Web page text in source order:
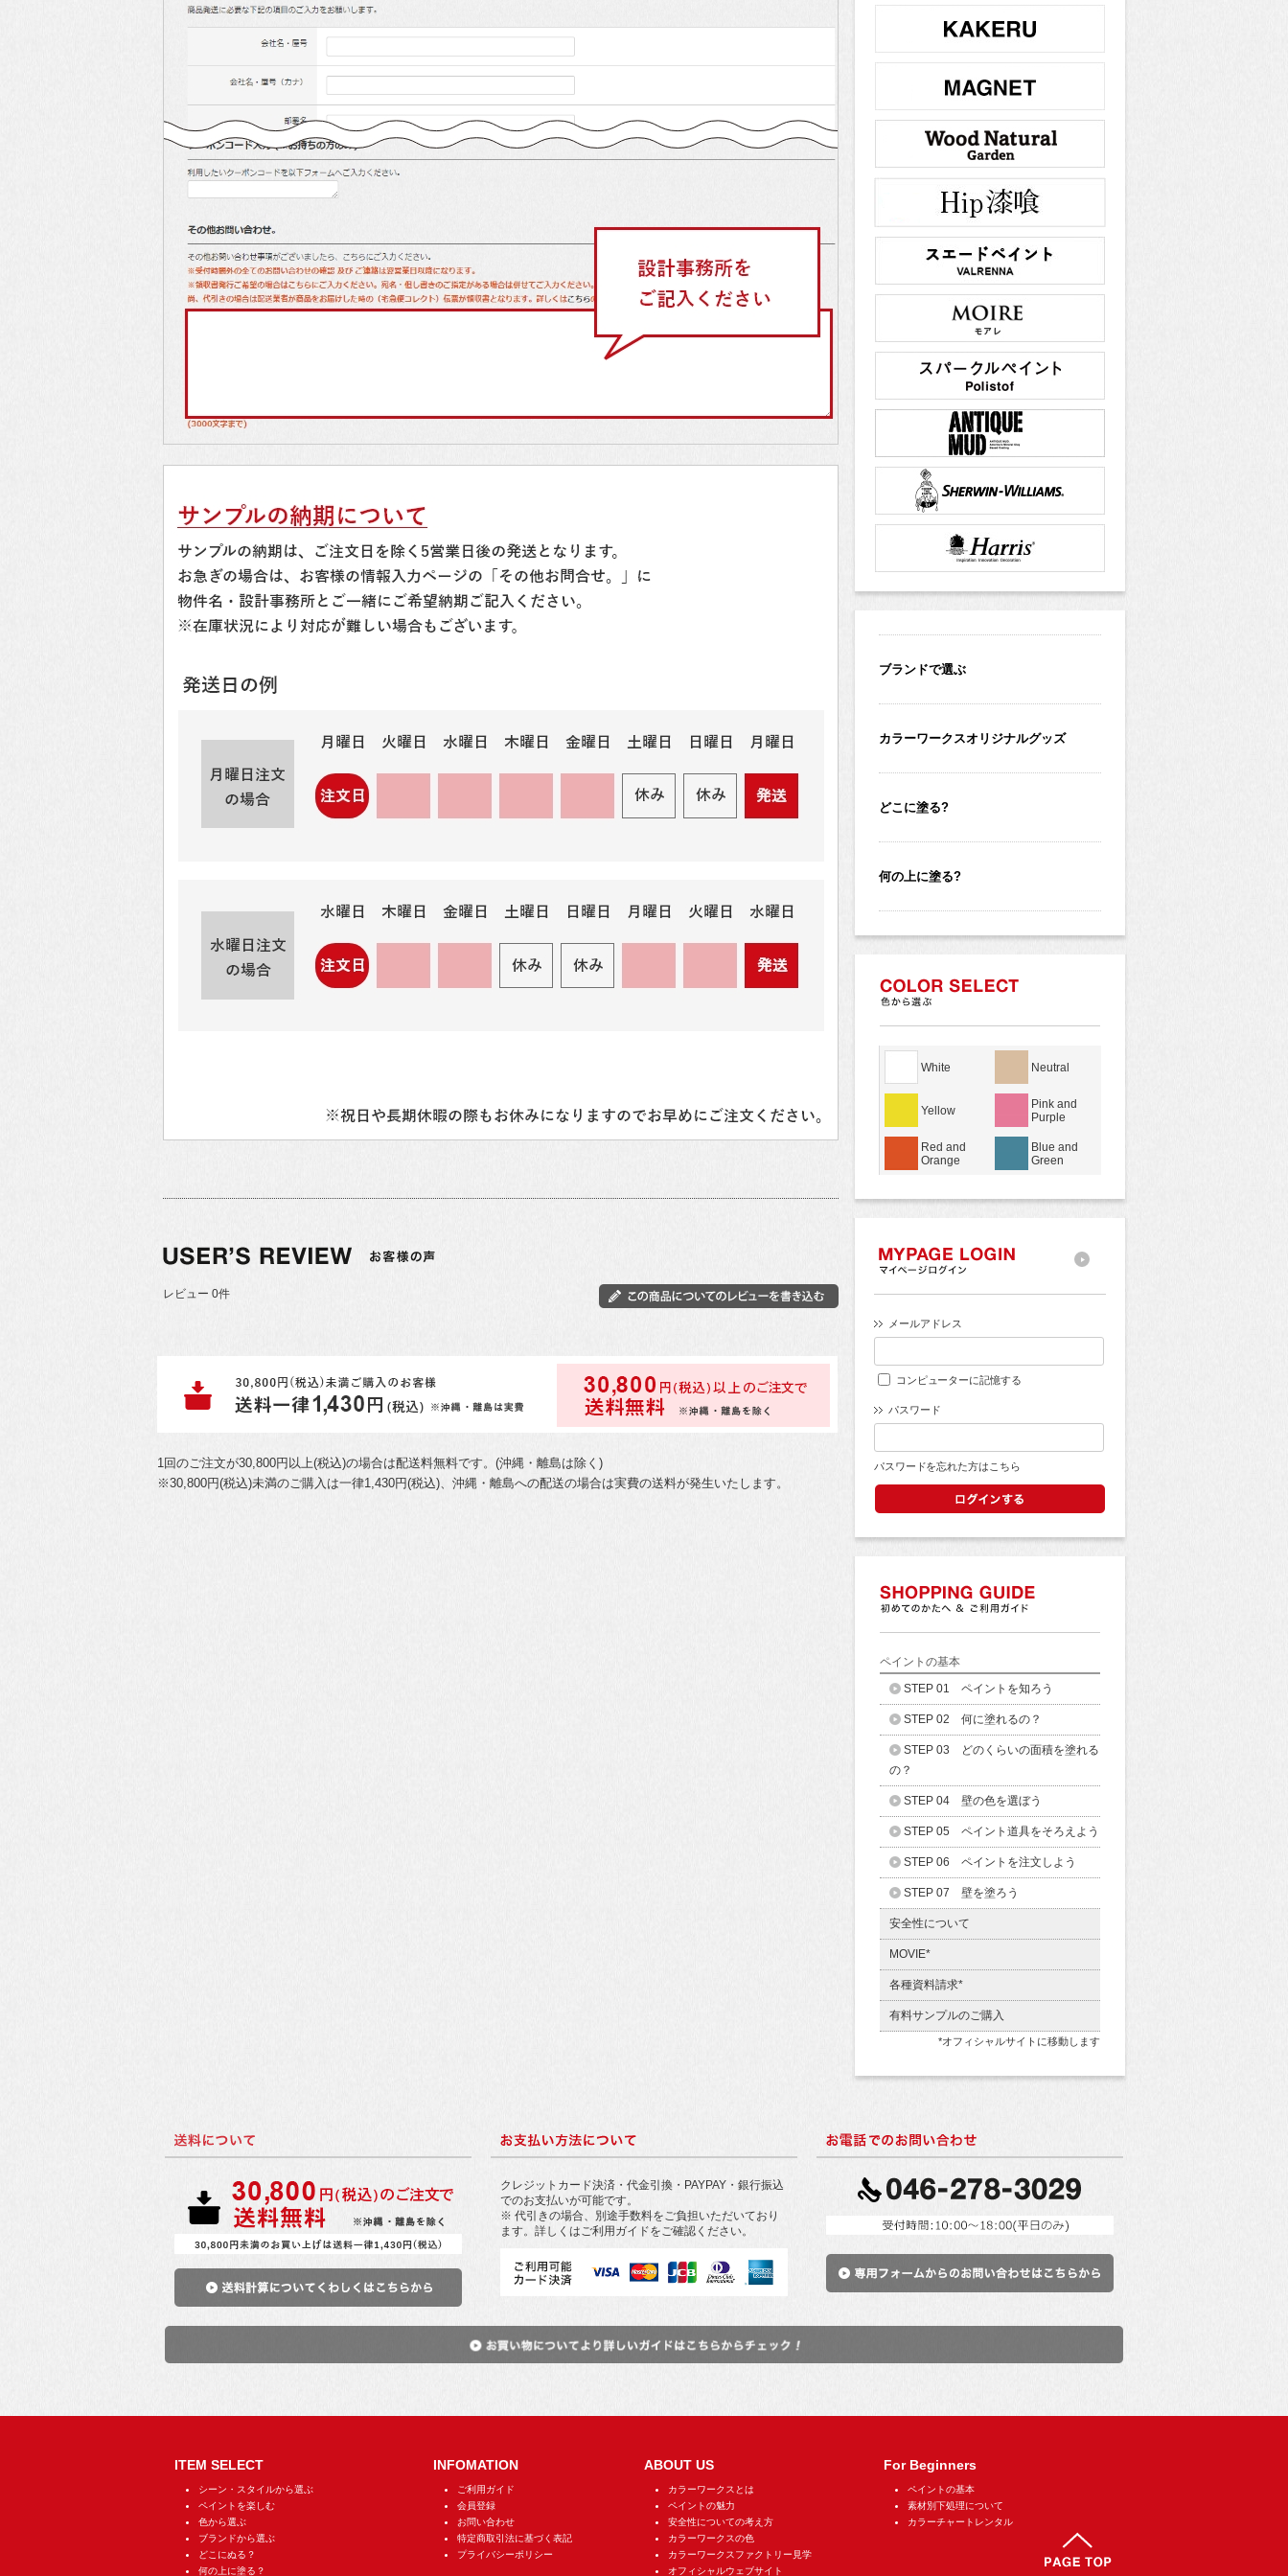
レビュー 0件
1回のご注文が30,800円以上(税込)の場合は配送料無料です。(沖縄・離島は除く)
※30,800円(税込)未満のご購入は一律1,430円(税込)、沖縄・離島への配送の場合は実費の送料が発生いたします。
ブランドで選ぶ
カラーワークスオリジナルグッズ
どこに塗る?
何の上に塗る?
White Neutral
Yellow
Pink and
Purple
Red and
Orange
Blue and
Green
メールアドレス
コンピューターに記憶する
パスワード
パスワードを忘れた方はこちら
ペイントの基本
STEP 01 ペイントを知ろう
STEP 02 何に塗れるの？
STEP 03 どのくらいの面積を塗れる
の？
STEP 04 壁の色を選ぼう
STEP 05 ペイント道具をそろえよう
STEP 06 ペイントを注文しよう
STEP 07 壁を塗ろう
安全性について
MOVIE*
各種資料請求*
有料サンプルのご購入
*オフィシャルサイトに移動します
クレジットカード決済・代金引換・PAYPAY・銀行振込
でのお支払いが可能です。
※ 代引きの場合、別途手数料をご負担いただいており
ます。詳しくはご利用ガイドをご確認ください。
ITEM SELECT
シーン・スタイルから選ぶ
ペイントを楽しむ
色から選ぶ
ブランドから選ぶ
どこにぬる？
何の上に塗る？
INFOMATION
ご利用ガイド
会員登録
お問い合わせ
特定商取引法に基づく表記
プライバシーポリシー
ABOUT US
カラーワークスとは
ペイントの魅力
安全性についての考え方
カラーワークスの色
カラーワークスファクトリー見学
オフィシャルウェブサイト
For Beginners
ペイントの基本
素材別下処理について
カラーチャートレンタル